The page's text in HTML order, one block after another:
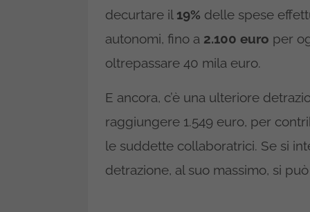
decurtare il 19% delle spese
autonomi, fino a 2.100 euro per
oltrepassare 40 mila euro.
E ancora, c’è una ulteriore
raggiungere 1.549 euro, per
le suddette collaboratrici. Se si
detrazione, al suo massimo, si